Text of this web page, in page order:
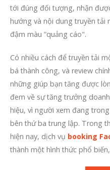
tới đúng đối tượng, nhận
hướng và nội dung truyền tải
đậm màu “quảng cáo".
Có nhiều cách để truyền tải
bá thành công, và review
những giúp bạn tăng được
đem về sự tăng trưởng
hiệu, vì người xem đang
bên thứ ba trung lập. Trong
hiện nay, dịch vụ booking
thành một hình thức phổ